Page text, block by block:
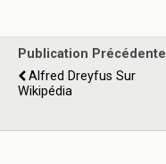
Publication Précédente
Alfred Dreyfus Sur
Wikipédia